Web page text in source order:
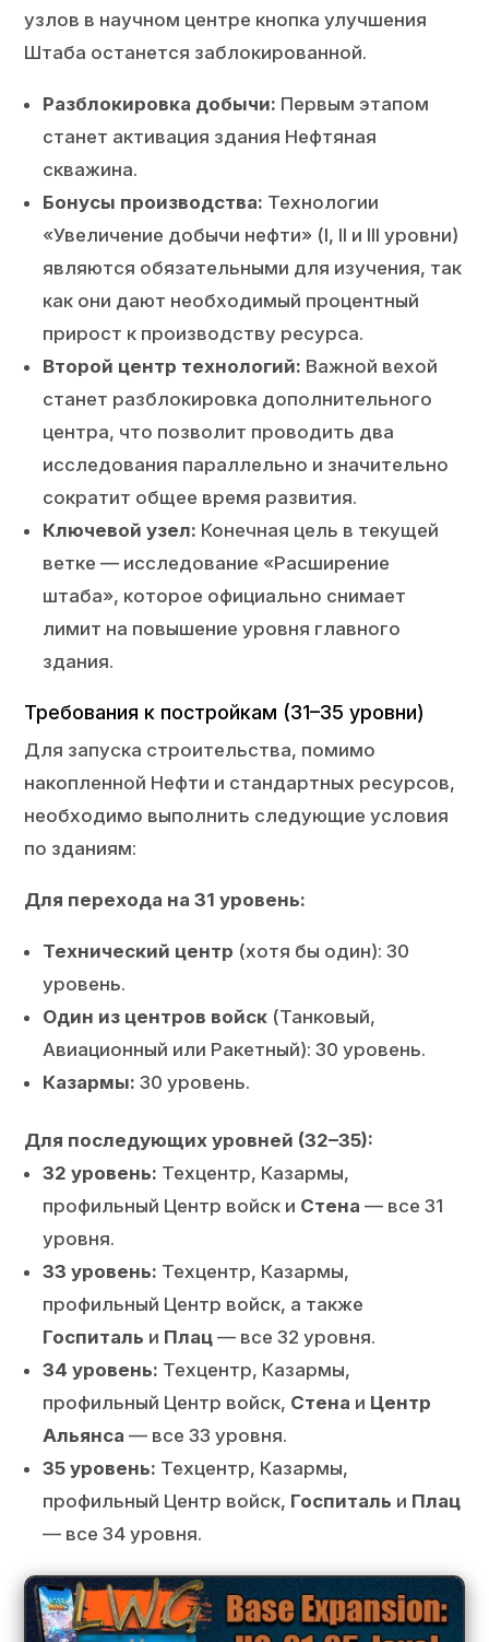
узлов в научном центре кнопка улучшения
Штаба останется заблокированной.
Разблокировка добычи: Первым этапом
станет активация здания Нефтяная
скважина.
Бонусы производства: Технологии
«Увеличение добычи нефти» (I, II и III уровни)
являются обязательными для изучения, так
как они дают необходимый процентный
прирост к производству ресурса.
Второй центр технологий: Важной вехой
станет разблокировка дополнительного
центра, что позволит проводить два
исследования параллельно и значительно
сократит общее время развития.
Ключевой узел: Конечная цель в текущей
ветке — исследование «Расширение
штаба», которое официально снимает
лимит на повышение уровня главного
здания.
Требования к постройкам (31–35 уровни)
Для запуска строительства, помимо
накопленной Нефти и стандартных ресурсов,
необходимо выполнить следующие условия
по зданиям:
Для перехода на 31 уровень:
Технический центр (хотя бы один): 30
уровень.
Один из центров войск (Танковый,
Авиационный или Ракетный): 30 уровень.
Казармы: 30 уровень.
Для последующих уровней (32–35):
32 уровень: Техцентр, Казармы,
профильный Центр войск и Стена — все 31
уровня.
33 уровень: Техцентр, Казармы,
профильный Центр войск, а также
Госпиталь и Плац — все 32 уровня.
34 уровень: Техцентр, Казармы,
профильный Центр войск, Стена и Центр
Альянса — все 33 уровня.
35 уровень: Техцентр, Казармы,
профильный Центр войск, Госпиталь и Плац
— все 34 уровня.